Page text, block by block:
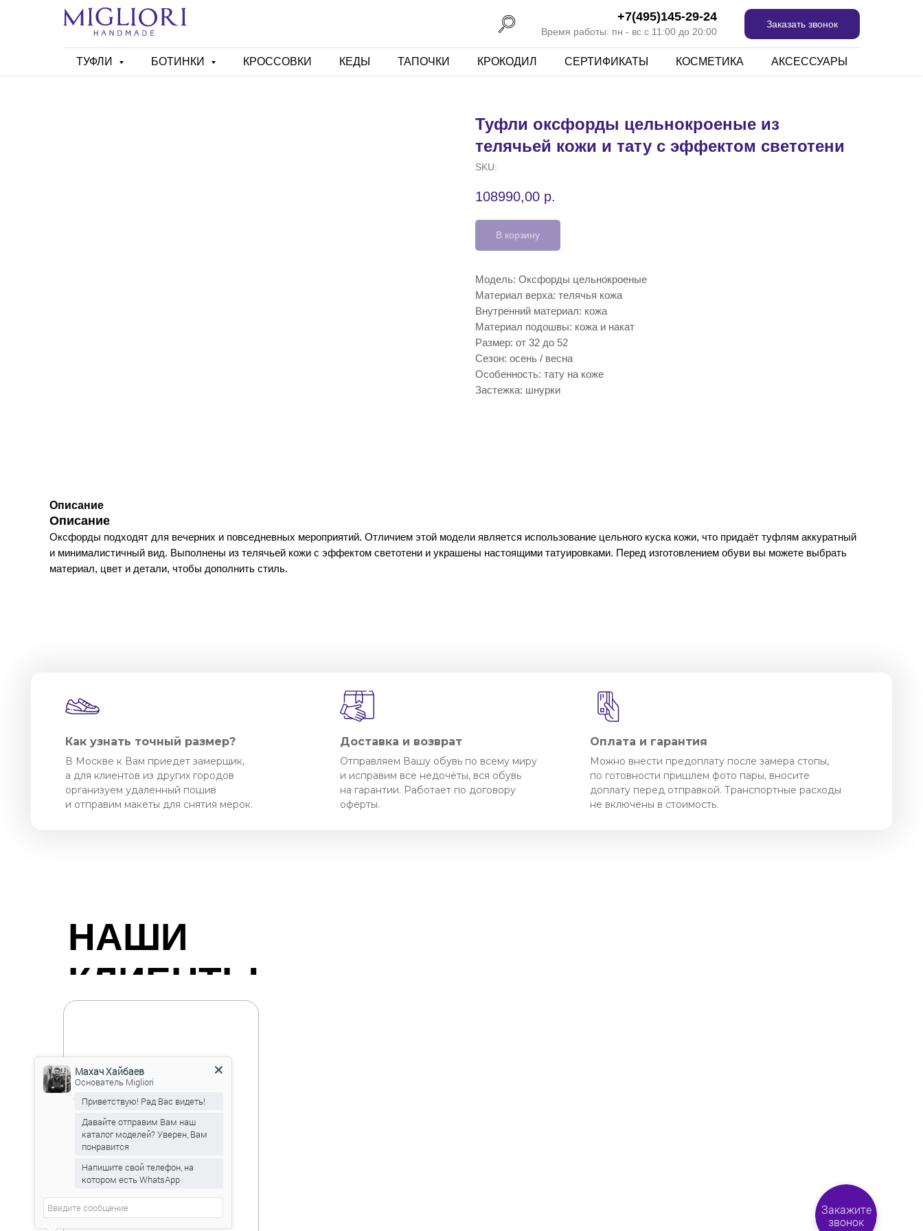
+7(495)145-29-24
Время работы: пн - вс с 11:00 до 20:00
Заказать звонок
ТУФЛИ БОТИНКИ КРОССОВКИ КЕДЫ ТАПОЧКИ КРОКОДИЛ СЕРТИФИКАТЫ КОСМЕТИКА АКСЕССУАРЫ
Туфли оксфорды цельнокроеные из
телячьей кожи и тату с эффектом светотени
SKU:
108990,00 р.
В корзину
Модель: Оксфорды цельнокроеные
Материал верха: телячья кожа
Внутренний материал: кожа
Материал подошвы: кожа и накат
Размер: от 32 до 52
Сезон: осень / весна
Особенность: тату на коже
Застежка: шнурки
Описание
Описание
Оксфорды подходят для вечерних и повседневных мероприятий. Отличием этой модели является использование цельного куска кожи, что придаёт туфлям аккуратный
и минималистичный вид. Выполнены из телячьей кожи с эффектом светотени и украшены настоящими татуировками. Перед изготовлением обуви вы можете выбрать
материал, цвет и детали, чтобы дополнить стиль.
Доставка и возврат
В Москве к Вам приедет замерщик,
а для клиентов из других городов
организуем удаленный пошив
и отправим макеты для снятия мерок.
Как узнать точный размер?
Отправляем Вашу обувь по всему миру
и исправим все недочёты, вся обувь
на гарантии. Работает по договору
оферты.
Оплата и гарантия
Можно внести предоплату после замера стопы,
по готовности пришлем фото пары, вносите
доплату перед отправкой. Транспортные расходы
не включены в стоимость.
НАШИ
КЛИЕНТЫ
Закажите
звонок
Махач Хайбаев
Основатель Migliori
Приветствую! Рад Вас видеть!
Давайте отправим Вам наш
каталог моделей? Уверен, Вам
понравится
Напишите свой телефон, на
котором есть WhatsApp